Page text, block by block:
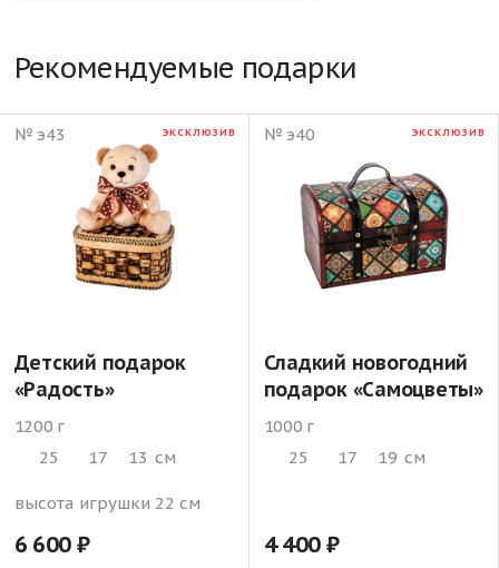
Рекомендуемые подарки
№ э43 ЭКСКЛЮЗИВ
Детский подарок
«Радость»
1200 г
25
17 13 см
высота игрушки 22 см
6 600
№ э40 ЭКСКЛЮЗИВ
Сладкий новогодний
подарок «Самоцветы»
1000 г
25
17 19 см
4 400